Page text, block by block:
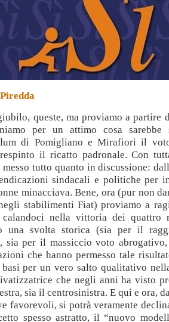
queste, ma proviamo a partire
per un attimo cosa sarebbe
di Pomigliano e Mirafiori il
respinto il ricatto padronale. Con
messo tutto quanto in discussione:
sindacali e politiche per
minacciava. Bene, ora (pur non
stabilimenti Fiat) proviamo a
nella vittoria dei quattro
una svolta storica (sia per il
sia per il massiccio voto
che hanno permesso tale
basi per un vero salto qualitativo
che negli anni ha visto
sia il centrosinistra. E qui e ora,
favorevoli, si potrà veramente
spesso astratto, il “nuovo